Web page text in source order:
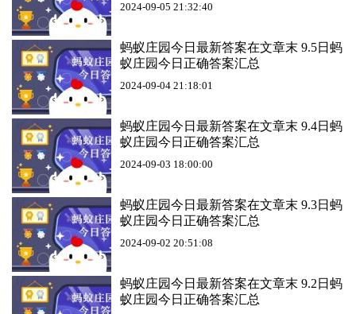
2024-09-05 21:32:40
蚂蚁庄园今日最新答案在文章末 9.5日蚂
蚁庄园今日正确答案汇总
2024-09-04 21:18:01
蚂蚁庄园今日最新答案在文章末 9.4日蚂
蚁庄园今日正确答案汇总
2024-09-03 18:00:00
蚂蚁庄园今日最新答案在文章末 9.3日蚂
蚁庄园今日正确答案汇总
2024-09-02 20:51:08
蚂蚁庄园今日最新答案在文章末 9.2日蚂
蚁庄园今日正确答案汇总